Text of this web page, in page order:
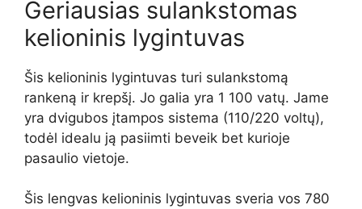
Geriausias sulankstomas
kelioninis lygintuvas
Šis kelioninis lygintuvas turi sulankstomą
rankeną ir krepšį. Jo galia yra 1 100 vatų. Jame
yra dvigubos įtampos sistema (110/220 voltų),
todėl idealu ją pasiimti beveik bet kurioje
pasaulio vietoje.
Šis lengvas kelioninis lygintuvas sveria vos 780